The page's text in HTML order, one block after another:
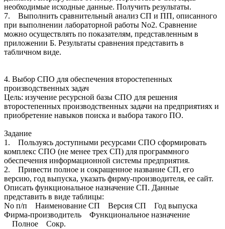
необходимые исходные данные. Получить результаты.
7. Выполнить сравнительный анализ СП и ПП, описанного
при выполнении лабораторной работы No2. Сравнение
можно осуществлять по показателям, представленным в
приложении Б. Результаты сравнения представить в
табличном виде.
4. Выбор СПО для обеспечения второстепенных
производственных задач
Цель: изучение ресурсной базы СПО для решения
второстепенных производственных задачи на предприятиях и
приобретение навыков поиска и выбора такого ПО.
Задание
1. Пользуясь доступными ресурсами СПО сформировать
комплекс СПО (не менее трех СП) для программного
обеспечения информационной системы предприятия.
2. Привести полное и сокращенное название СП, его
версию, год выпуска, указать фирму-производителя, ее сайт.
Описать функциональное назначение СП. Данные
представить в виде таблицы:
No п/п Наименование СП Версия СП Год выпуска
Фирма-производитель Функциональное назначение
Полное Сокр.